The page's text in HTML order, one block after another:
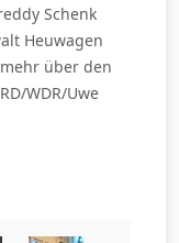
Schenk
Heuwagen
über den
WDR/Uwe